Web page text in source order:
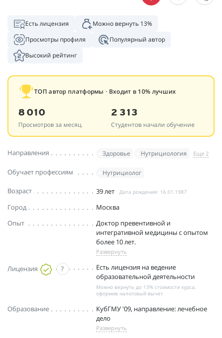
Есть лицензия
Можно вернуть 13%
Просмотры профиля
Популярный автор
Высокий рейтинг
ТОП автор платформы · Входит в 10% лучших
8 010
Просмотров за месяц
2 313
Студентов начали обучение
Направления Здоровье Нутрициология Еще 2
Обучает профессиям Нутрициолог
Возраст 39 лет Дата рождения: 16.01.1987
Город
Москва
Опыт
Доктор превентивной и
интегративной медицины с опытом
более 10 лет.
Развернуть
Лицензия ?
Есть лицензия на ведение
образовательной деятельности
Можно вернуть до 13% стоимости курса,
оформив налоговый вычет
Образование
КубГМУ '09, направление: лечебное
дело
Развернуть